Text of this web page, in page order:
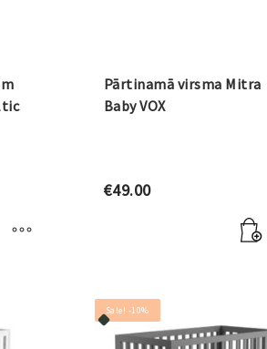
Pārtinamā virsma Mitra
Baby VOX
€49.00
Sale! -10%